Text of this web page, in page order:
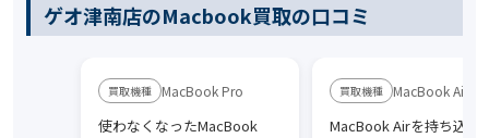
ゲオ津南店のMacbook買取の口コミ
MacBook Pro
使わなくなったMacBook
MacBook Air
MacBook Airを持ち込ん